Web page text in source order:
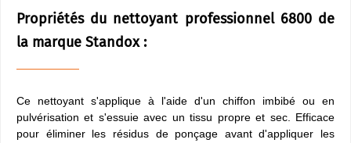
Propriétés du nettoyant professionnel 6800 de
la marque Standox :
Ce nettoyant s'applique à l'aide d'un chiffon imbibé ou en
pulvérisation et s'essuie avec un tissu propre et sec. Efficace
pour éliminer les résidus de ponçage avant d'appliquer les